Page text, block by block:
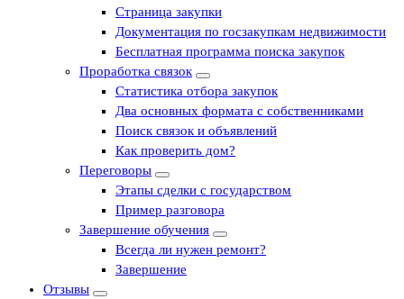
Страница закупки
Документация по госзакупкам недвижимости
Бесплатная программа поиска закупок
Проработка связок
Статистика отбора закупок
Два основных формата с собственниками
Поиск связок и объявлений
Как проверить дом?
Переговоры
Этапы сделки с государством
Пример разговора
Завершение обучения
Всегда ли нужен ремонт?
Завершение
Отзывы